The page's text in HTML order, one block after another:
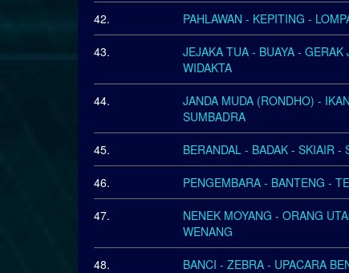
42. PAHLAWAN - KEPITING -
43.
JEJAKA TUA - BUAYA -
WIDAKTA
44.
JANDA MUDA (RONDHO) -
SUMBADRA
45. BERANDAL - BADAK - SKIAIR
46. PENGEMBARA - BANTENG -
47.
NENEK MOYANG - ORANG
WENANG
48. BANCI - ZEBRA - UPACARA